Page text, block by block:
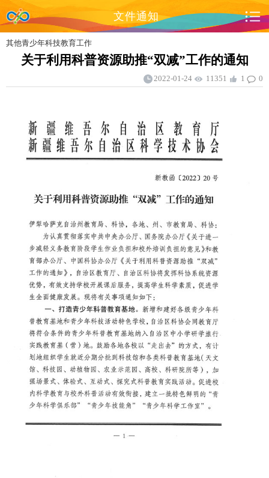
文件通知
其他青少年科技教育工作
关于利用科普资源助推“双减”工作的通知
2022-01-24 11351 1 0